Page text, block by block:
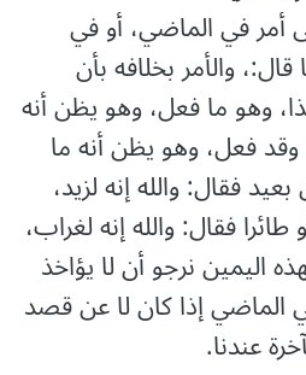
أمر في الماضي، أو في
والأمر بخلافه بأن
وهو ما فعل، وهو يظن أنه
فعل، وهو يظن أنه ما
فقال: والله إنه لزيد،
فقال: والله إنه لغراب،
اليمين نرجو أن لا يؤاخذ
الماضي إذا كان لا عن قصد
عندنا.